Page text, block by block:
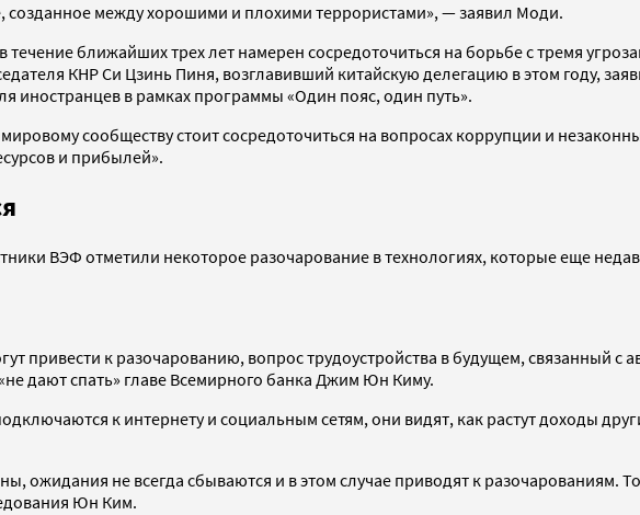
созданное между хорошими и плохими террористами», — заявил Моди.
ближайших трех лет намерен сосредоточиться на борьбе с тремя
КНР Си Цзинь Пиня, возглавивший китайскую делегацию в этом году,
иностранцев в рамках программы «Один пояс, один путь».
сообществу стоит сосредоточиться на вопросах коррупции и
и прибылей».
ВЭФ отметили некоторое разочарование в технологиях, которые еще
привести к разочарованию, вопрос трудоустройства в будущем, связанный с
дают спать» главе Всемирного банка Джим Юн Киму.
к интернету и социальным сетям, они видят, как растут доходы
ожидания не всегда сбываются и в этом случае приводят к разочарованиям.
Юн Ким.